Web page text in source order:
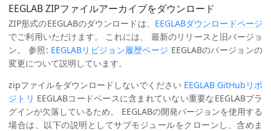
EEGLAB ZIPファイルアーカイブをダウンロード
ZIP形式のEEGLABのダウンロードは、 EEGLABダウンロードページ
でご利用いただけます。 これには、 最新のリリースと旧バージョ
ン。 参照: EEGLABリビジョン履歴ページ EEGLABのバージョンの
変更について説明しています。
zipファイルをダウンロードしないでください EEGLAB GitHubリポ
ジトリ EEGLABコードベースに含まれていない重要なEEGLABプラ
グインが欠落しているため。 EEGLABの開発バージョンを使用する
場合は、以下の説明としてサブモジュールをクローンし、含めま